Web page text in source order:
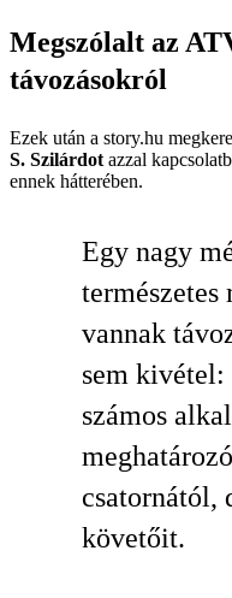
Megszólalt az
távozásokról
Ezek után a story.hu
S. Szilárdotazzal
ennek hátterében.
Egy nagy
vannak
sem kivétel:
számos
csatornától,
követőit.